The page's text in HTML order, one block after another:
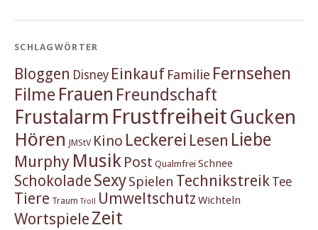
SCHLAGWÖRTER
Bloggen Disney Einkauf Familie Fernsehen
Filme Frauen Freundschaft
Frustalarm FrustfreiheitGucken
Hören JMStV Kino Leckerei Lesen Liebe
Murphy Musik Post Qualmfrei Schnee
Schokolade SexySpielen Technikstreik Tee
Tiere Traum Troll Umweltschutz Wichteln
Wortspiele Zeit